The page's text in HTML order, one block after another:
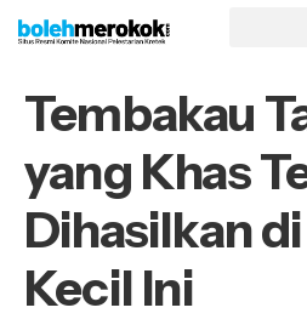
Tembakau
yang Khas
Dihasilkan
Kecil Ini